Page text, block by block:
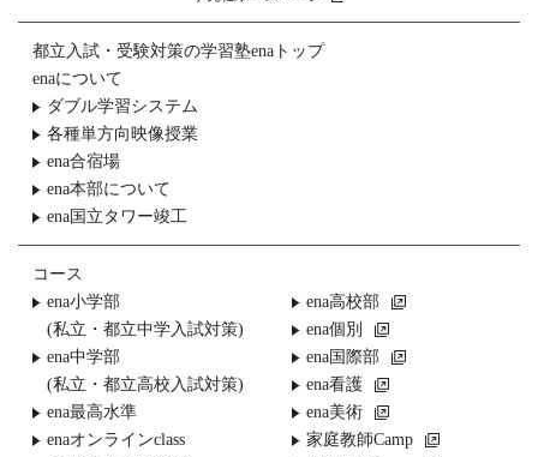
都立入試・受験対策の学習塾enaトップ
enaについて
ダブル学習システム
各種単方向映像授業
ena合宿場
ena本部について
ena国立タワー竣工
コース
ena小学部
(私立・都立中学入試対策)
ena中学部
(私立・都立高校入試対策)
ena最高水準
enaオンラインclass
ena高校部
ena個別
ena国際部
ena看護
ena美術
家庭教師Camp